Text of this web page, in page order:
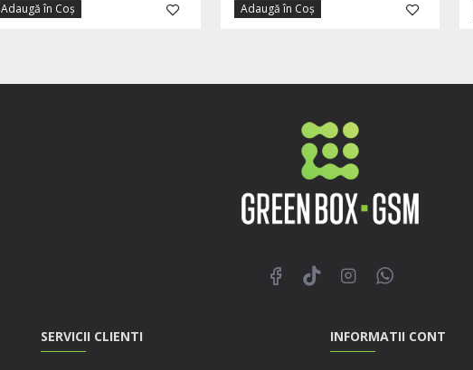
Adaugă în Coş Adaugă în Coş
SERVICII CLIENTI INFORMATII CONT